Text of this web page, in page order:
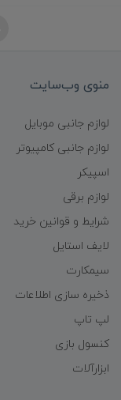
منوی وب‌سایت
لوازم جانبی موبایل
لوازم جانبی کامپیوتر
اسپیکر
لوازم برقی
شرایط و قوانین خرید
لایف استایل
سیمکارت
ذخیره سازی اطلاعات
لپ تاپ
کنسول بازی
ابزارآلات